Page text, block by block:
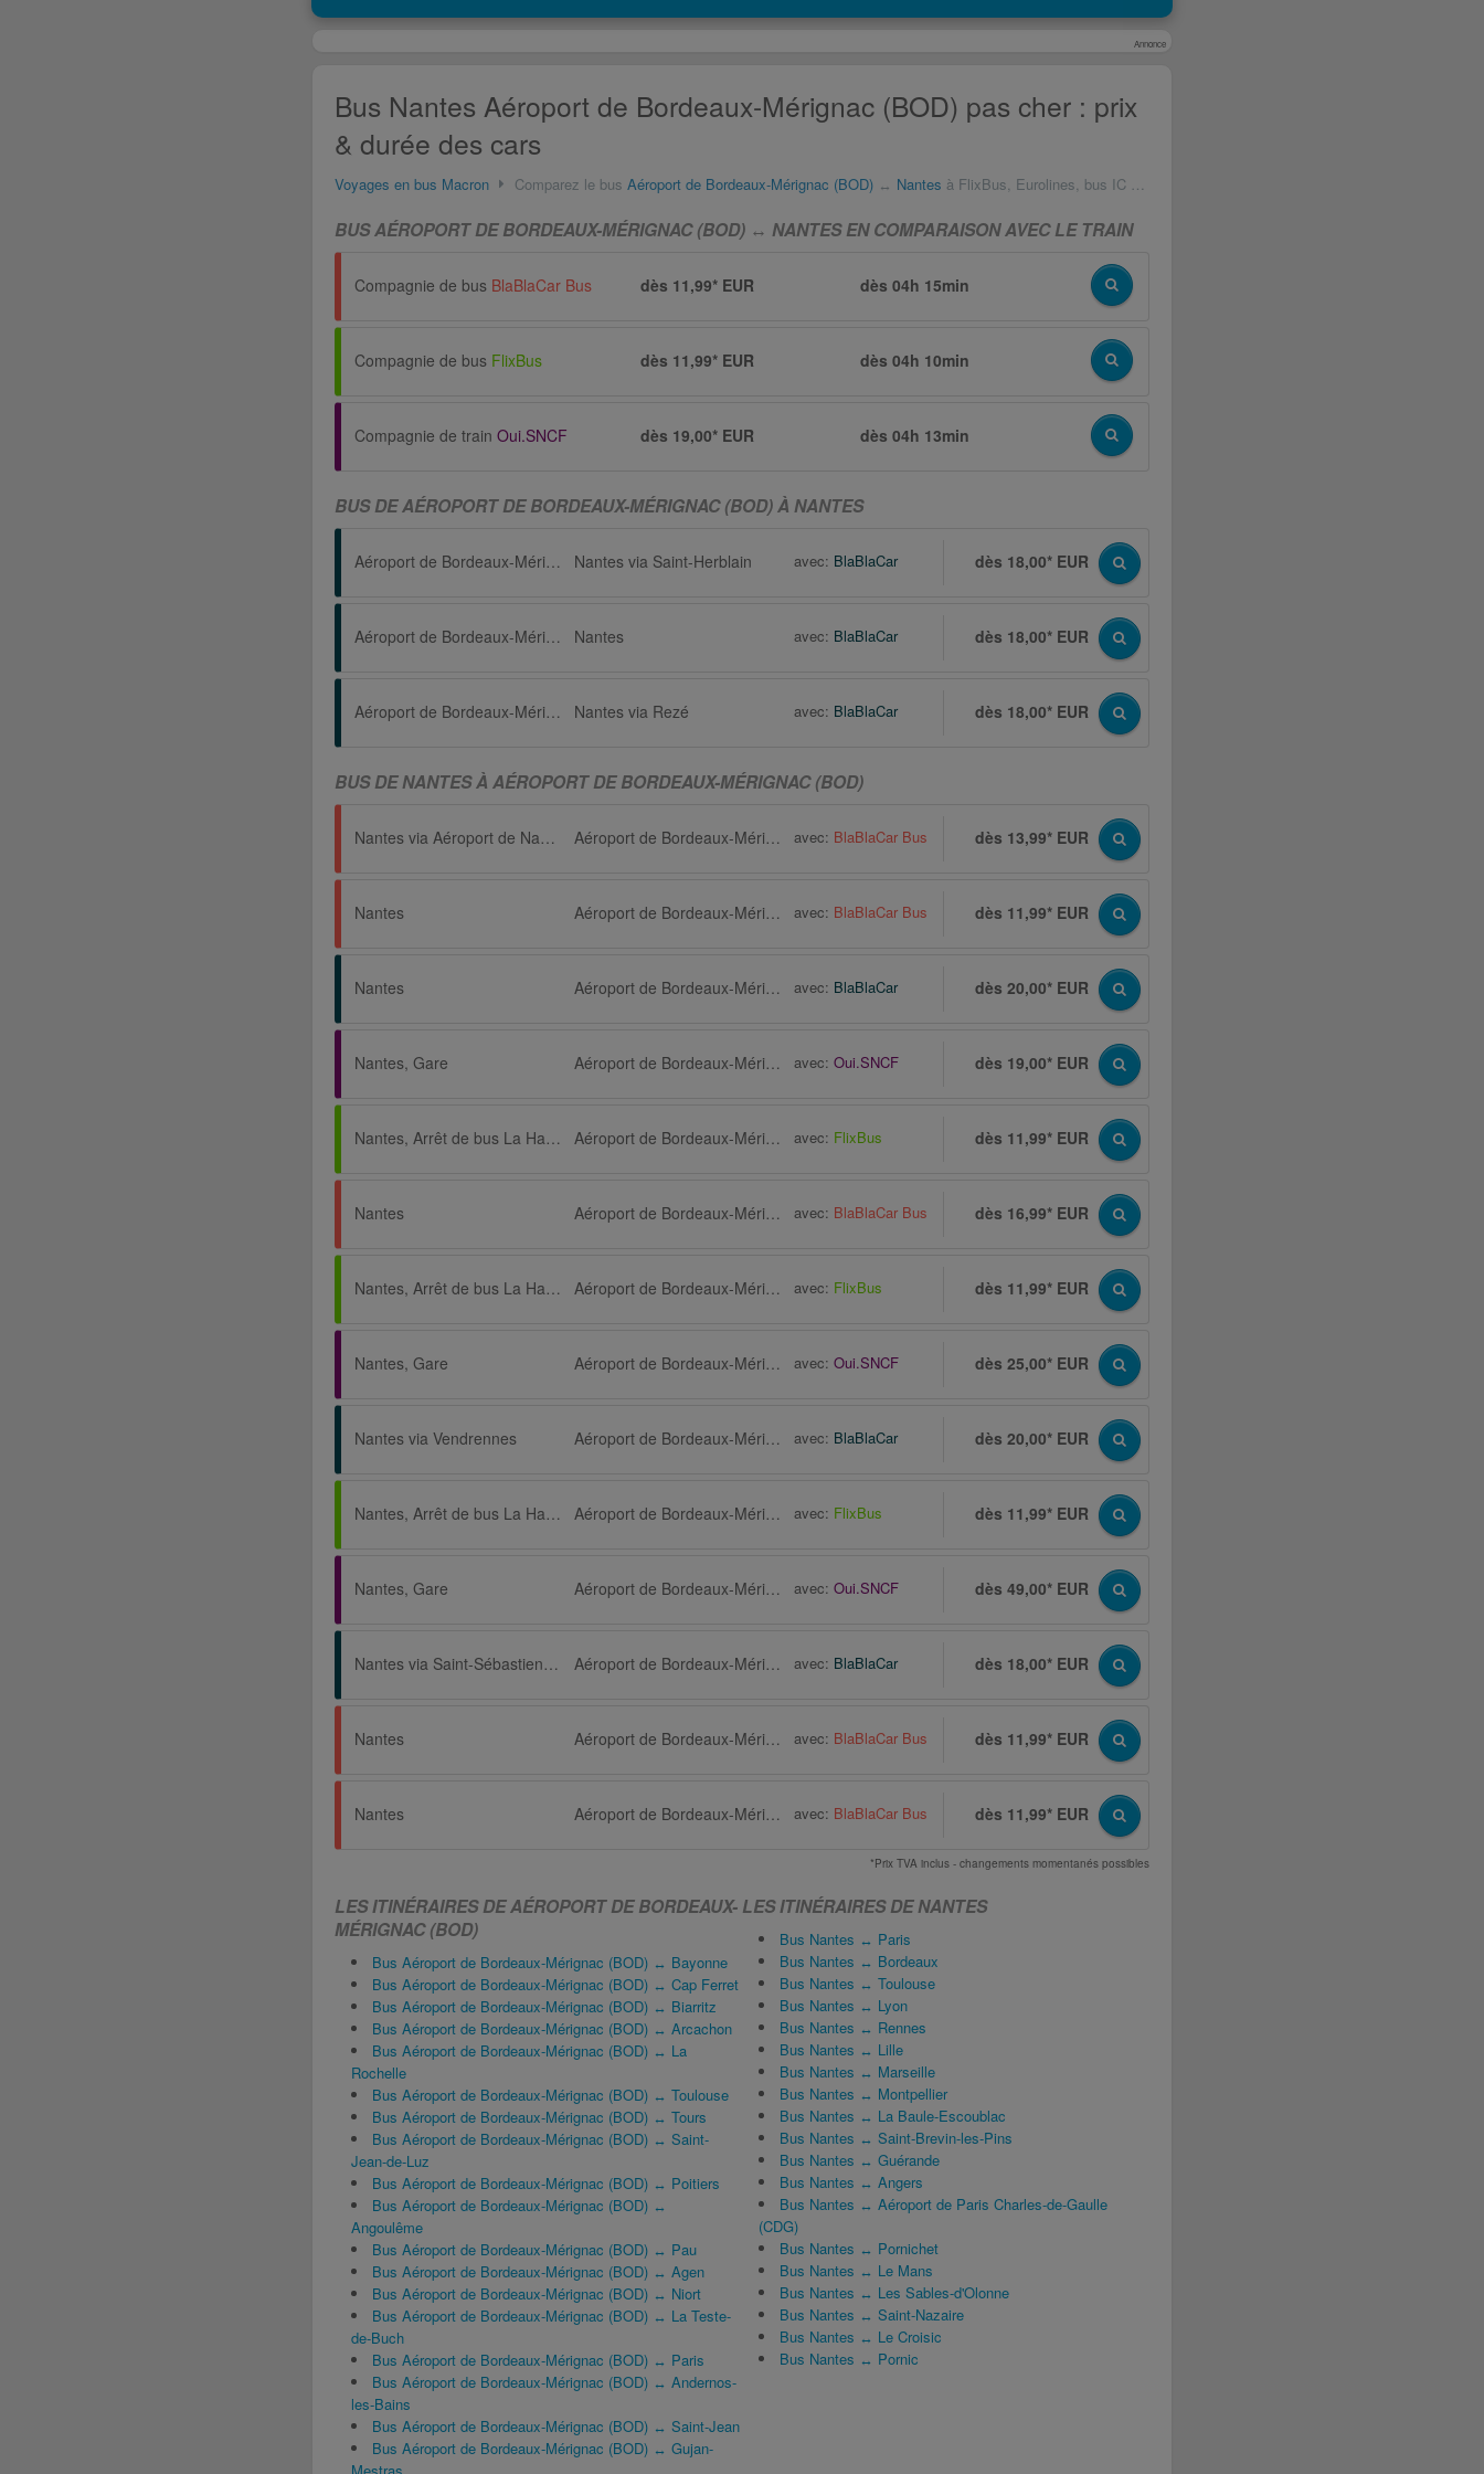
Annonce
Bus Nantes Aéroport de Bordeaux-Mérignac (BOD) pas cher : prix
& durée des cars
Voyages en bus Macron Comparez le bus Aéroport de Bordeaux-Mérignac (BOD) ↔ Nantes à FlixBus, Eurolines, bus IC et autres
BUS AÉROPORT DE BORDEAUX-MÉRIGNAC (BOD) ↔ NANTES EN COMPARAISON AVEC LE TRAIN
Compagnie de bus BlaBlaCar Bus dès 11,99* EUR dès04h 15min
Compagnie de bus FlixBus dès 11,99* EUR dès04h 10min
Compagnie de train Oui.SNCF dès 19,00* EUR dès04h 13min
BUS DE AÉROPORT DE BORDEAUX-MÉRIGNAC (BOD) À NANTES
Aéroport de Bordeaux-Mérignac (BOD) via Talence Nantes via Saint-Herblain avec: BlaBlaCar dès 18,00* EUR
Aéroport de Bordeaux-Mérignac (BOD) via Lormont Nantes avec: BlaBlaCar dès 18,00* EUR
Aéroport de Bordeaux-Mérignac (BOD) via Bordeaux Nantes via Rezé avec: BlaBlaCar dès 18,00* EUR
BUS DE NANTES À AÉROPORT DE BORDEAUX-MÉRIGNAC (BOD)
Nantes via Aéroport de Nantes Atlantique (NTE) Aéroport de Bordeaux-Mérignac (BOD) via Bordeaux avec: BlaBlaCar Bus dès 13,99* EUR
Nantes Aéroport de Bordeaux-Mérignac (BOD) via Bordeaux avec: BlaBlaCar Bus dès 11,99* EUR
Nantes Aéroport de Bordeaux-Mérignac (BOD) via Pessac avec: BlaBlaCar dès 20,00* EUR
Nantes, Gare Aéroport de Bordeaux-Mérignac (BOD) via Bordeaux, Gare, Saint-Jean avec: Oui.SNCF dès 19,00* EUR
Nantes, Arrêt de bus La Haluchère, 4 Route de Paris Aéroport de Bordeaux-Mérignac (BOD) via Bordeaux avec: FlixBus dès 11,99* EUR
Nantes Aéroport de Bordeaux-Mérignac (BOD) via Bordeaux avec: BlaBlaCar Bus dès 16,99* EUR
Nantes, Arrêt de bus La Haluchère, 4 Route de Paris Aéroport de Bordeaux-Mérignac (BOD) via Bordeaux, Arrêt de bus, Floirac Dravemont avec: FlixBus dès 11,99* EUR
Nantes, Gare Aéroport de Bordeaux-Mérignac (BOD) via Bordeaux, Gare, Saint-Jean avec: Oui.SNCF dès 25,00* EUR
Nantes via Vendrennes Aéroport de Bordeaux-Mérignac (BOD) via Pessac avec: BlaBlaCar dès 20,00* EUR
Nantes, Arrêt de bus La Haluchère, 4 Route de Paris Aéroport de Bordeaux-Mérignac (BOD) via Bordeaux avec: FlixBus dès 11,99* EUR
Nantes, Gare Aéroport de Bordeaux-Mérignac (BOD) via Bordeaux, Gare, Saint-Jean avec: Oui.SNCF dès 49,00* EUR
Nantes via Saint-Sébastien-sur-Loire Aéroport de Bordeaux-Mérignac (BOD) via Artigues-près-Bordeaux avec: BlaBlaCar dès 18,00* EUR
Nantes Aéroport de Bordeaux-Mérignac (BOD) via Bordeaux avec: BlaBlaCar Bus dès 11,99* EUR
Nantes Aéroport de Bordeaux-Mérignac (BOD) via Bordeaux avec: BlaBlaCar Bus dès 11,99* EUR
*Prix TVA inclus - changements momentanés possibles
LES ITINÉRAIRES DE AÉROPORT DE BORDEAUX-
MÉRIGNAC (BOD)
Bus Aéroport de Bordeaux-Mérignac (BOD) ↔ Bayonne
Bus Aéroport de Bordeaux-Mérignac (BOD) ↔ Cap Ferret
Bus Aéroport de Bordeaux-Mérignac (BOD) ↔ Biarritz
Bus Aéroport de Bordeaux-Mérignac (BOD) ↔ Arcachon
Bus Aéroport de Bordeaux-Mérignac (BOD) ↔ La
Rochelle
Bus Aéroport de Bordeaux-Mérignac (BOD) ↔ Toulouse
Bus Aéroport de Bordeaux-Mérignac (BOD) ↔ Tours
Bus Aéroport de Bordeaux-Mérignac (BOD) ↔ Saint-
Jean-de-Luz
Bus Aéroport de Bordeaux-Mérignac (BOD) ↔ Poitiers
Bus Aéroport de Bordeaux-Mérignac (BOD) ↔
Angoulême
Bus Aéroport de Bordeaux-Mérignac (BOD) ↔ Pau
Bus Aéroport de Bordeaux-Mérignac (BOD) ↔ Agen
Bus Aéroport de Bordeaux-Mérignac (BOD) ↔ Niort
Bus Aéroport de Bordeaux-Mérignac (BOD) ↔ La Teste-
de-Buch
Bus Aéroport de Bordeaux-Mérignac (BOD) ↔ Paris
Bus Aéroport de Bordeaux-Mérignac (BOD) ↔ Andernos-
les-Bains
Bus Aéroport de Bordeaux-Mérignac (BOD) ↔ Saint-Jean
Bus Aéroport de Bordeaux-Mérignac (BOD) ↔ Gujan-
LES ITINÉRAIRES DE NANTES
Bus Nantes ↔ Paris
Bus Nantes ↔ Bordeaux
Bus Nantes ↔ Toulouse
Bus Nantes ↔ Lyon
Bus Nantes ↔ Rennes
Bus Nantes ↔ Lille
Bus Nantes ↔ Marseille
Bus Nantes ↔ Montpellier
Bus Nantes ↔ La Baule-Escoublac
Bus Nantes ↔ Saint-Brevin-les-Pins
Bus Nantes ↔ Guérande
Bus Nantes ↔ Angers
Bus Nantes ↔ Aéroport de Paris Charles-de-Gaulle
(CDG)
Bus Nantes ↔ Pornichet
Bus Nantes ↔ Le Mans
Bus Nantes ↔ Les Sables-d'Olonne
Bus Nantes ↔ Saint-Nazaire
Bus Nantes ↔ Le Croisic
Bus Nantes ↔ Pornic